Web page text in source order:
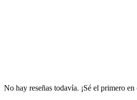
No hay reseñas todavía. ¡Sé el primero